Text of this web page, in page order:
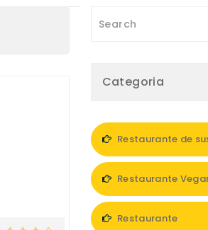
Categoria
Restaurante de
Restaurante
Restaurante